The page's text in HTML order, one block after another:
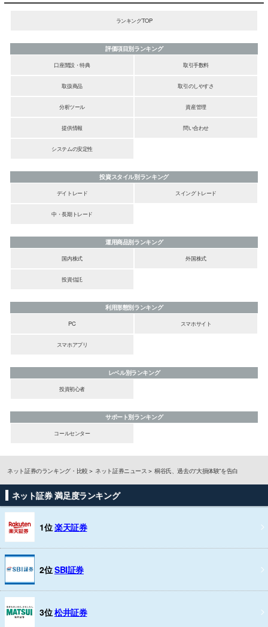
ランキングTOP
評価項目別ランキング
口座開設・特典
取引手数料
取扱商品 取引のしやすさ
分析ツール 資産管理
提供情報 問い合わせ
システムの安定性
投資スタイル別ランキング
デイトレード
スイングトレード
中・長期トレード
運用商品別ランキング
国内株式
外国株式
投資信託
利用形態別ランキング
PC
スマホサイト
スマホアプリ
レベル別ランキング
投資初心者
サポート別ランキング
コールセンター
ネット証券のランキング・比較 ネット証券ニュース 桐谷氏、過去の“大損体験”を告白
ネット証券 満足度ランキング
1位楽天証券
2位SBI証券
3位松井証券